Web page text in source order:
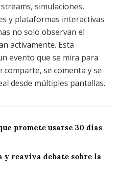
simulaciones,
y plataformas interactivas
no solo observan el
activamente. Esta
evento que se mira para
se comenta y se
desde múltiples pantallas.
promete usarse 30 días
y reaviva debate sobre la